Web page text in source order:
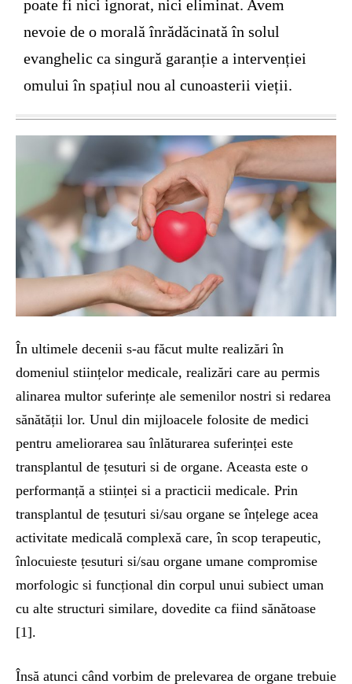
poate fi nici ignorat, nici eliminat. Avem
nevoie de o morală înrădăcinată în solul
evanghelic ca singură garanție a intervenției
omului în spațiul nou al cunoasterii vieții.
În ultimele decenii s-au făcut multe realizări în
domeniul stiințelor medicale, realizări care au permis
alinarea multor suferințe ale semenilor nostri si redarea
sănătății lor. Unul din mijloacele folosite de medici
pentru ameliorarea sau înlăturarea suferinței este
transplantul de țesuturi si de organe. Aceasta este o
performanță a stiinței si a practicii medicale. Prin
transplantul de țesuturi si/sau organe se înțelege acea
activitate medicală complexă care, în scop terapeutic,
înlocuieste țesuturi si/sau organe umane compromise
morfologic si funcțional din corpul unui subiect uman
cu alte structuri similare, dovedite ca fiind sănătoase
[1].
Însă atunci când vorbim de prelevarea de organe trebuie